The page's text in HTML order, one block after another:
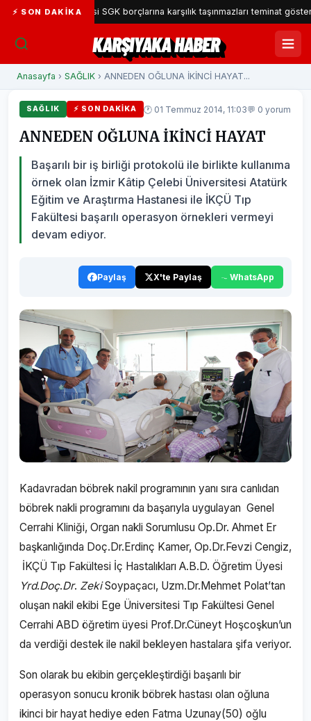
⚡ SON DAKIKA
Belediyesi SGK borçlarına karşılık taşınmazları teminat gösterecek
KARŞIYAKA HABER
Anasayfa › SAĞLIK › ANNEDEN OĞLUNA İKİNCİ HAYAT...
SAĞLIK ⚡ SON DAKIKA 🕐 01 Temmuz 2014, 11:03💬 0 yorum
ANNEDEN OĞLUNA İKİNCİ HAYAT
Başarılı bir iş birliği protokolü ile birlikte kullanıma
örnek olan İzmir Kâtip Çelebi Üniversitesi Atatürk
Eğitim ve Araştırma Hastanesi ile İKÇÜ Tıp
Fakültesi başarılı operasyon örnekleri vermeyi
devam ediyor.
Paylaş X'te Paylaş WhatsApp
Kadavradan böbrek nakil programının yanı sıra canlıdan
böbrek nakli programını da başarıyla uygulayan Genel
Cerrahi Kliniği, Organ nakli Sorumlusu Op.Dr. Ahmet Er
başkanlığında Doç.Dr.Erdinç Kamer, Op.Dr.Fevzi Cengiz,
İKÇÜ Tıp Fakültesi İç Hastalıkları A.B.D. Öğretim Üyesi
Yrd.Doç.Dr. ZekiSoypaçacı, Uzm.Dr.Mehmet Polat’tan
oluşan nakil ekibi Ege Üniversitesi Tıp Fakültesi Genel
Cerrahi ABD öğretim üyesi Prof.Dr.Cüneyt Hoşcoşkun’un
da verdiği destek ile nakil bekleyen hastalara şifa veriyor.
Son olarak bu ekibin gerçekleştirdiği başarılı bir
operasyon sonucu kronik böbrek hastası olan oğluna
ikinci bir hayat hediye eden Fatma Uzunay(50) oğlu